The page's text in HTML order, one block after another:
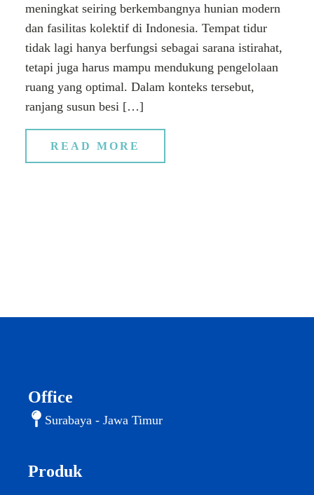
meningkat seiring berkembangnya hunian modern
dan fasilitas kolektif di Indonesia. Tempat tidur
tidak lagi hanya berfungsi sebagai sarana istirahat,
tetapi juga harus mampu mendukung pengelolaan
ruang yang optimal. Dalam konteks tersebut,
ranjang susun besi […]
READ MORE
Office
Surabaya - Jawa Timur
Produk